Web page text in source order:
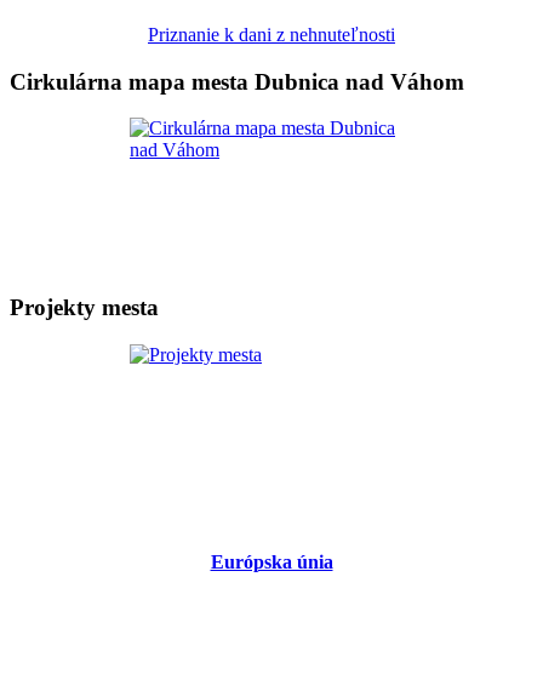
Priznanie k dani z nehnuteľnosti
Cirkulárna mapa mesta Dubnica nad Váhom
Projekty mesta
Európska únia